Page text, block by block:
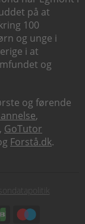
på at
100
og unge i
i at
og
og førende
,
, GoTutor
Forstå.dk.